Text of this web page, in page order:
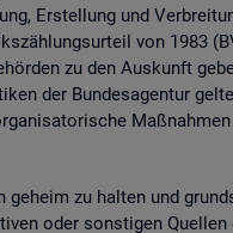
Er­stel­lung und
von 1983
zu den Aus­kunft
der Bun­des­agen­tur
Maß­nah­men
zu hal­ten und
oder sons­ti­gen